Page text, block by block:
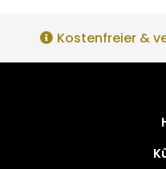
Kostenfreier &